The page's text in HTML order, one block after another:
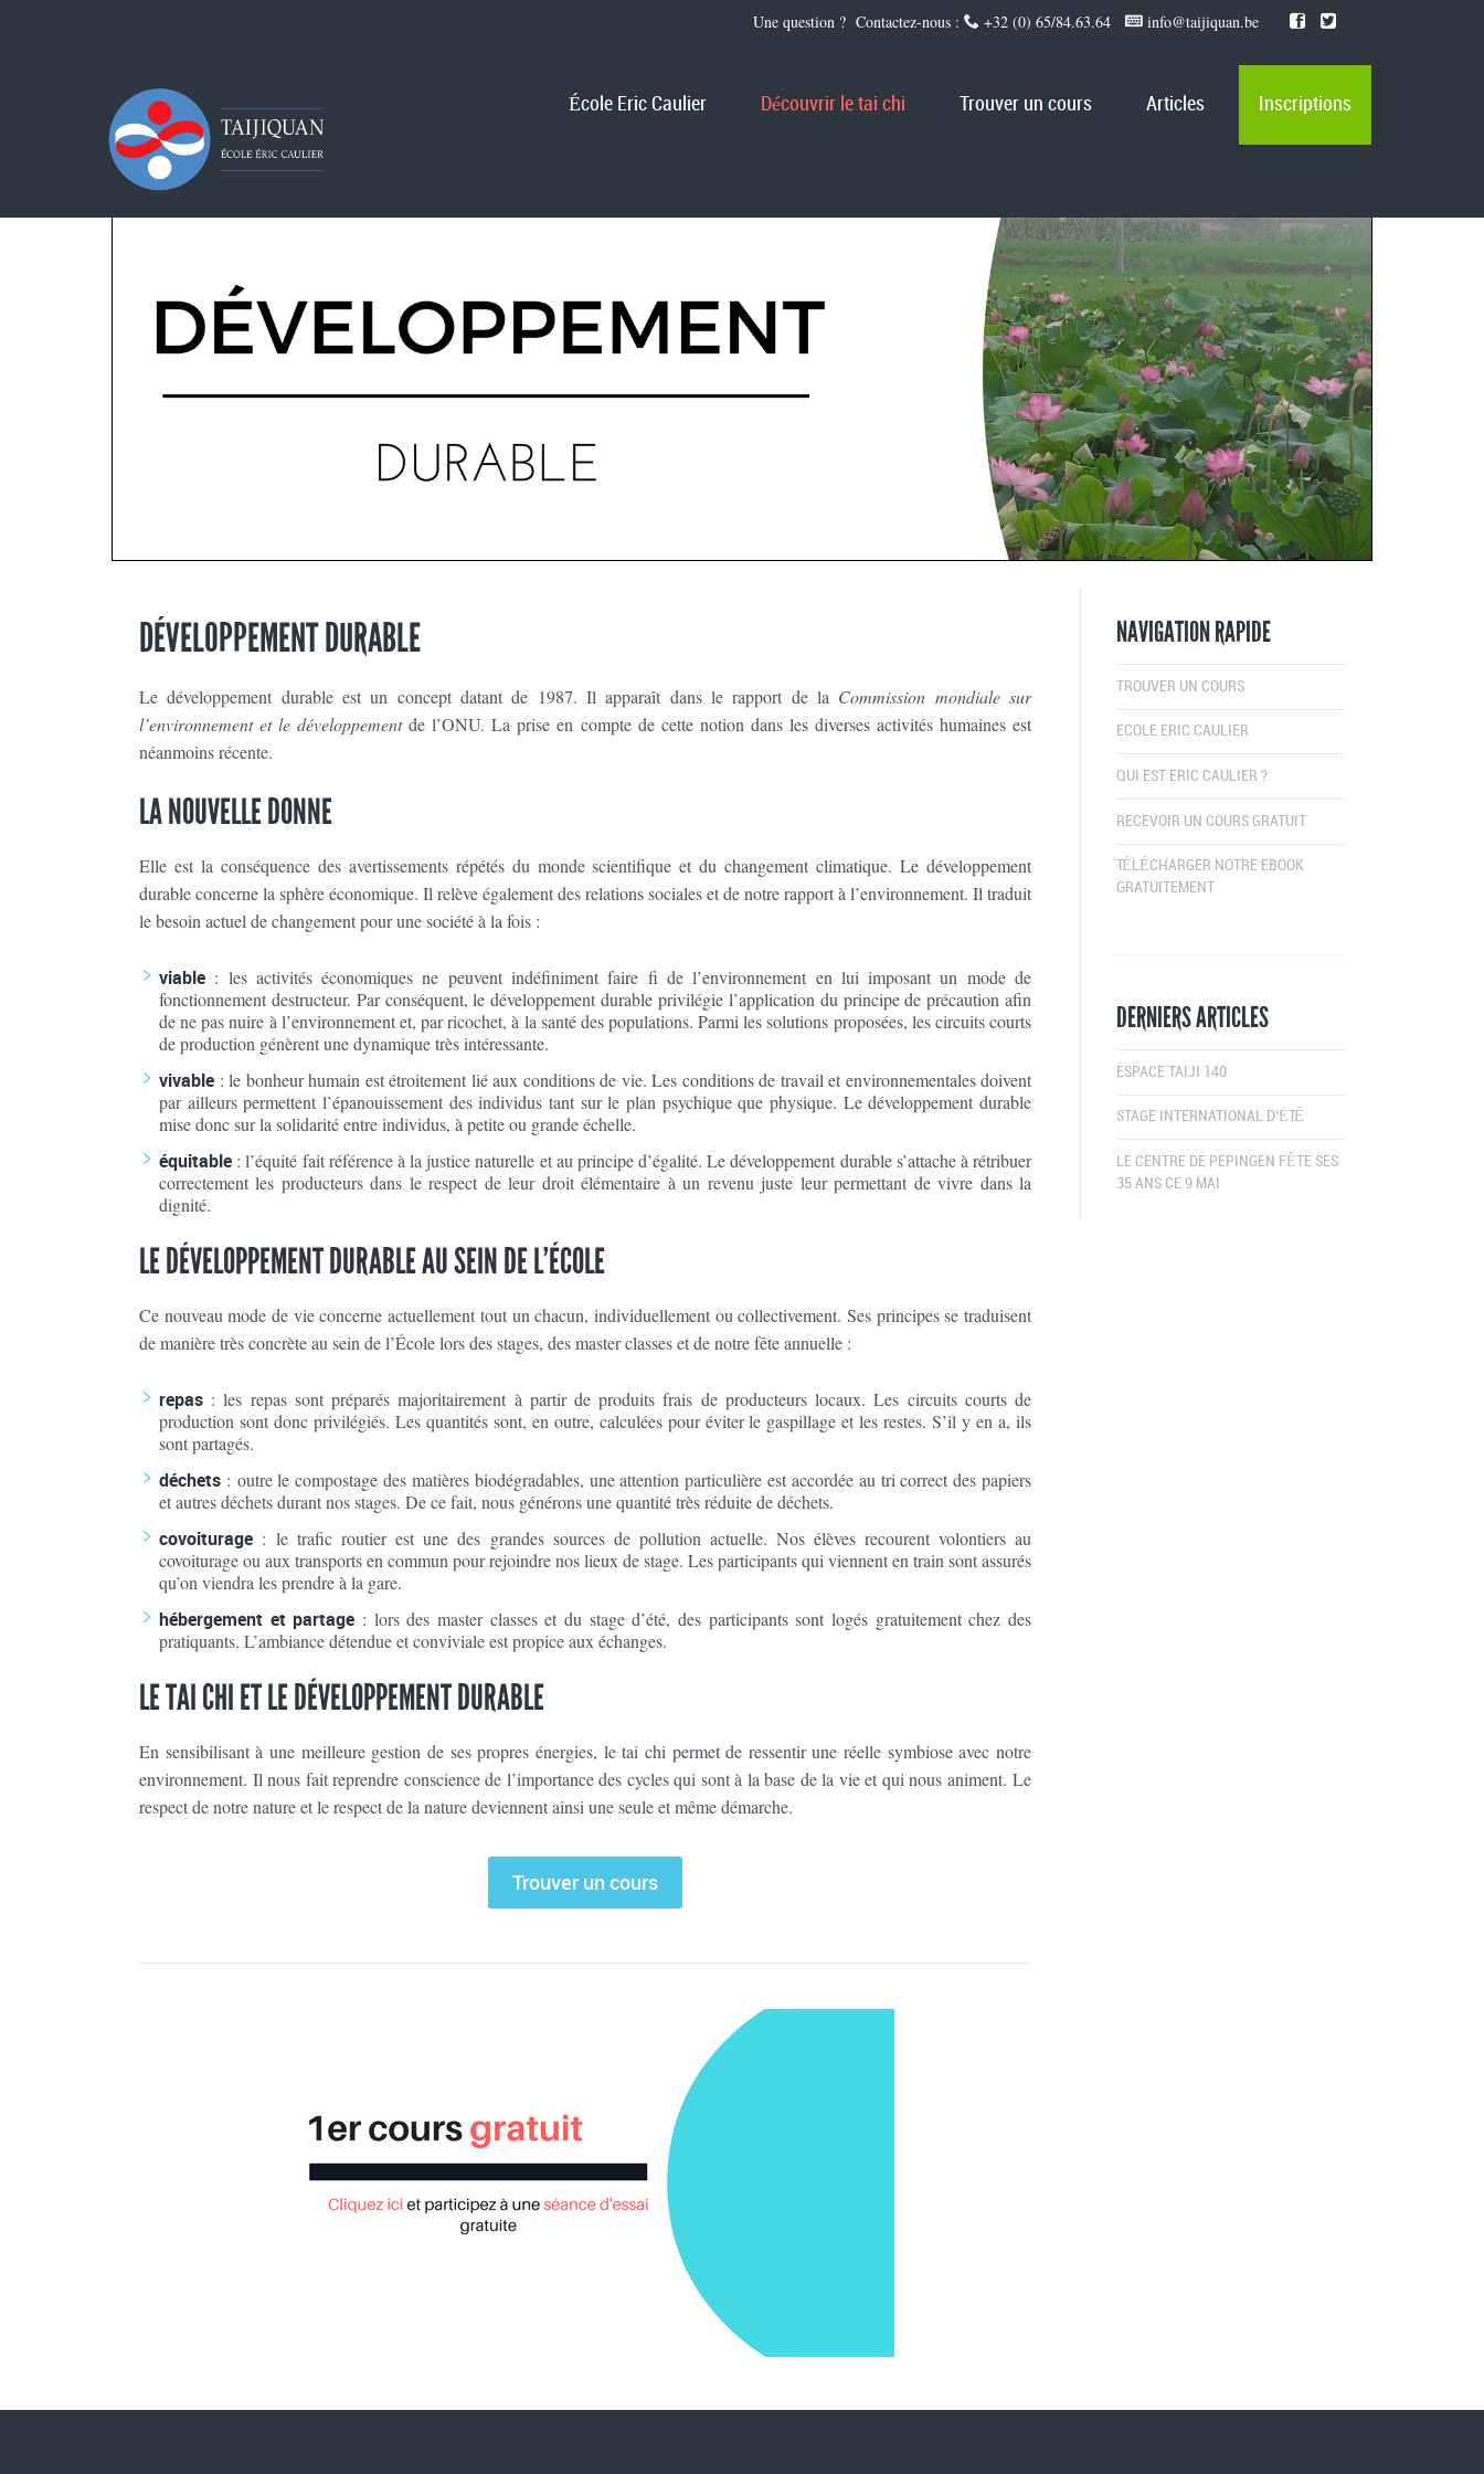
École Eric Caulier Découvrir le tai chi Trouver un cours Articles Inscriptions
DÉVELOPPEMENT DURABLE
Le développement durable est un concept datant de 1987. Il apparaît dans le rapport de la Commission mondiale sur
l’environnement et le développementde l’ONU. La prise en compte de cette notion dans les diverses activités humaines est
néanmoins récente.
LA NOUVELLE DONNE
Elle est la conséquence des avertissements répétés du monde scientifique et du changement climatique. Le développement
durable concerne la sphère économique. Il relève également des relations sociales et de notre rapport à l’environnement. Il traduit
le besoin actuel de changement pour une société à la fois :
viable : les activités économiques ne peuvent indéfiniment faire fi de l’environnement en lui imposant un mode de
fonctionnement destructeur. Par conséquent, le développement durable privilégie l’application du principe de précaution afin
de ne pas nuire à l’environnement et, par ricochet, à la santé des populations. Parmi les solutions proposées, les circuits courts
de production génèrent une dynamique très intéressante.
vivable : le bonheur humain est étroitement lié aux conditions de vie. Les conditions de travail et environnementales doivent
par ailleurs permettent l’épanouissement des individus tant sur le plan psychique que physique. Le développement durable
mise donc sur la solidarité entre individus, à petite ou grande échelle.
équitable : l’équité fait référence à la justice naturelle et au principe d’égalité. Le développement durable s’attache à rétribuer
correctement les producteurs dans le respect de leur droit élémentaire à un revenu juste leur permettant de vivre dans la
dignité.
LE DÉVELOPPEMENT DURABLE AU SEIN DE L’ÉCOLE
Ce nouveau mode de vie concerne actuellement tout un chacun, individuellement ou collectivement. Ses principes se traduisent
de manière très concrète au sein de l’École lors des stages, des master classes et de notre fête annuelle :
repas : les repas sont préparés majoritairement à partir de produits frais de producteurs locaux. Les circuits courts de
production sont donc privilégiés. Les quantités sont, en outre, calculées pour éviter le gaspillage et les restes. S’il y en a, ils
sont partagés.
déchets : outre le compostage des matières biodégradables, une attention particulière est accordée au tri correct des papiers
et autres déchets durant nos stages. De ce fait, nous générons une quantité très réduite de déchets.
covoiturage : le trafic routier est une des grandes sources de pollution actuelle. Nos élèves recourent volontiers au
covoiturage ou aux transports en commun pour rejoindre nos lieux de stage. Les participants qui viennent en train sont assurés
qu’on viendra les prendre à la gare.
hébergement et partage : lors des master classes et du stage d’été, des participants sont logés gratuitement chez des
pratiquants. L’ambiance détendue et conviviale est propice aux échanges.
LE TAI CHI ET LE DÉVELOPPEMENT DURABLE
En sensibilisant à une meilleure gestion de ses propres énergies, le tai chi permet de ressentir une réelle symbiose avec notre
environnement. Il nous fait reprendre conscience de l’importance des cycles qui sont à la base de la vie et qui nous animent. Le
respect de notre nature et le respect de la nature deviennent ainsi une seule et même démarche.
Trouver un cours
NAVIGATION RAPIDE
TROUVER UN COURS
ECOLE ERIC CAULIER
QUI EST ERIC CAULIER ?
RECEVOIR UN COURS GRATUIT
TÉLÉCHARGER NOTRE EBOOK
GRATUITEMENT
DERNIERS ARTICLES
ESPACE TAIJI 140
STAGE INTERNATIONAL D’ÉTÉ
LE CENTRE DE PEPINGEN FÊTE SES
35 ANS CE 9 MAI
Une question ? Contactez-nous : +32 (0) 65/84.63.64 info@taijiquan.be